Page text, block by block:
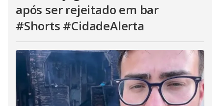
após ser rejeitado em bar
#Shorts #CidadeAlerta